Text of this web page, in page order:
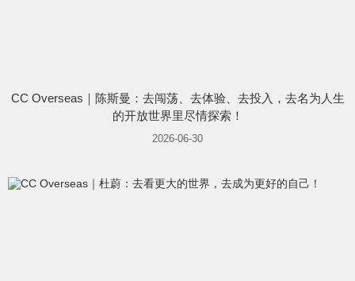
CC Overseas｜陈斯曼：去闯荡、去体验、去投入，去名为人生
的开放世界里尽情探索！
2026-06-30